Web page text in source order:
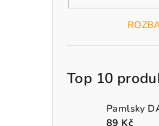
Top 10
Pamlsky
89 Kč